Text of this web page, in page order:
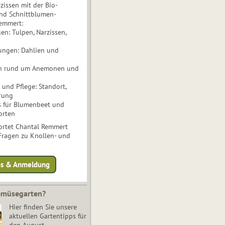
mit der Bio-
Schnittblumen-
Tulpen, Narzissen,
Dahlien und
um Anemonen und
Pflege: Standort,
Blumenbeet und
Chantal Remmert
zu Knollen- und
& Anmeldung
Hier finden Sie unsere
aktuellen Gartentipps für